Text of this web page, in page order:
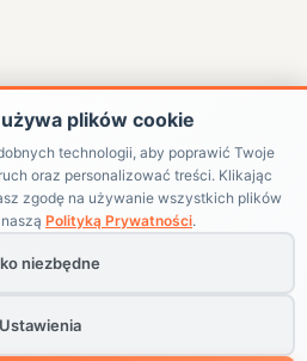
/ ODSTĄP OD UMOWY
akcesoriami dla konia
plików cookie
technologii, aby poprawić Twoje
oraz personalizować treści. Klikając
zgodę na używanie wszystkich plików
Polityką Prywatności.
niezbędne
Ustawienia